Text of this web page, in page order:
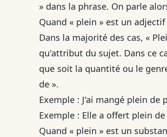
» dans la phrase. On parle
Quand « plein » est un adjectif
Dans la majorité des cas, «
qu'attribut du sujet. Dans ce
que soit la quantité ou le
de ».
Exemple : J'ai mangé plein de
Exemple : Elle a offert plein
Quand « plein » est un